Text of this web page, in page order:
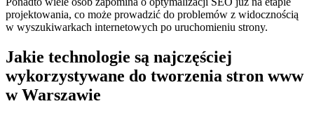
projektowania, co może prowadzić do problemów z widocznością
w wyszukiwarkach internetowych po uruchomieniu strony.
Jakie technologie są najczęściej
wykorzystywane do tworzenia stron www
w Warszawie